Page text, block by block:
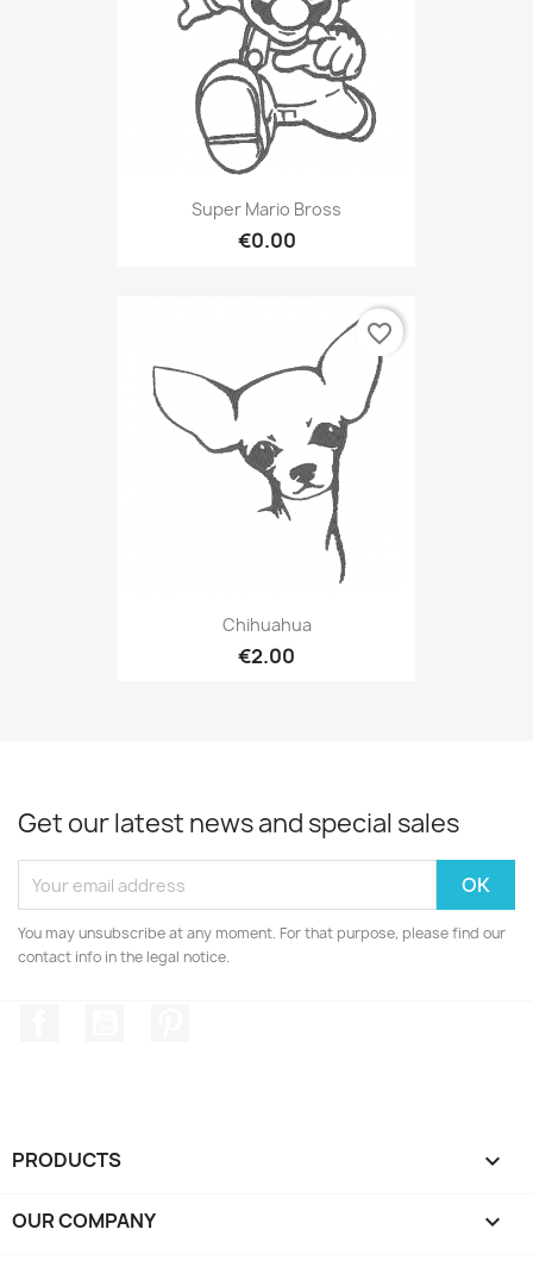
Super Mario Bross
€0.00
Chihuahua
€2.00
favorite_border
Get our latest news and special sales
You may unsubscribe at any moment. For that purpose, please find our
contact info in the legal notice.
PRODUCTS 
OUR COMPANY 